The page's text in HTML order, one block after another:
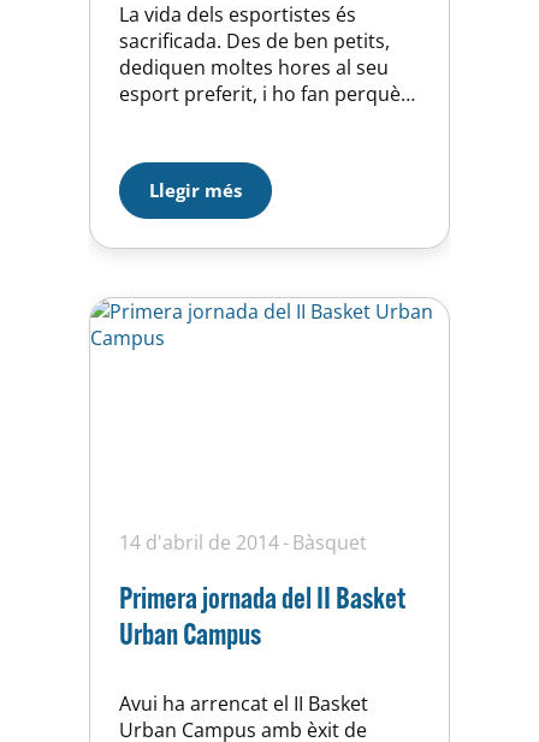
La vida dels esportistes és
sacrificada. Des de ben petits,
dediquen moltes hores al seu
esport preferit, i ho fan perquè
per continuar oferint el millor
d’ells mateixos. L’esport ha de
tenir una vessant educativa; ha
de fomentar els valors
Llegir més
14 d'abril de 2014 Bàsquet
Primera jornada del II Basket
Urban Campus
Avui ha arrencat el II Basket
Urban Campus amb èxit de